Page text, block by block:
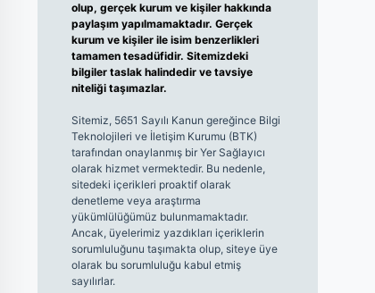
olup, gerçek kurum ve kişiler hakkında
paylaşım yapılmamaktadır. Gerçek
kurum ve kişiler ile isim benzerlikleri
tamamen tesadüfidir. Sitemizdeki
bilgiler taslak halindedir ve tavsiye
niteliği taşımazlar.
Sitemiz, 5651 Sayılı Kanun gereğince Bilgi
Teknolojileri ve İletişim Kurumu (BTK)
tarafından onaylanmış bir Yer Sağlayıcı
olarak hizmet vermektedir. Bu nedenle,
sitedeki içerikleri proaktif olarak
denetleme veya araştırma
yükümlülüğümüz bulunmamaktadır.
Ancak, üyelerimiz yazdıkları içeriklerin
sorumluluğunu taşımakta olup, siteye üye
olarak bu sorumluluğu kabul etmiş
sayılırlar.